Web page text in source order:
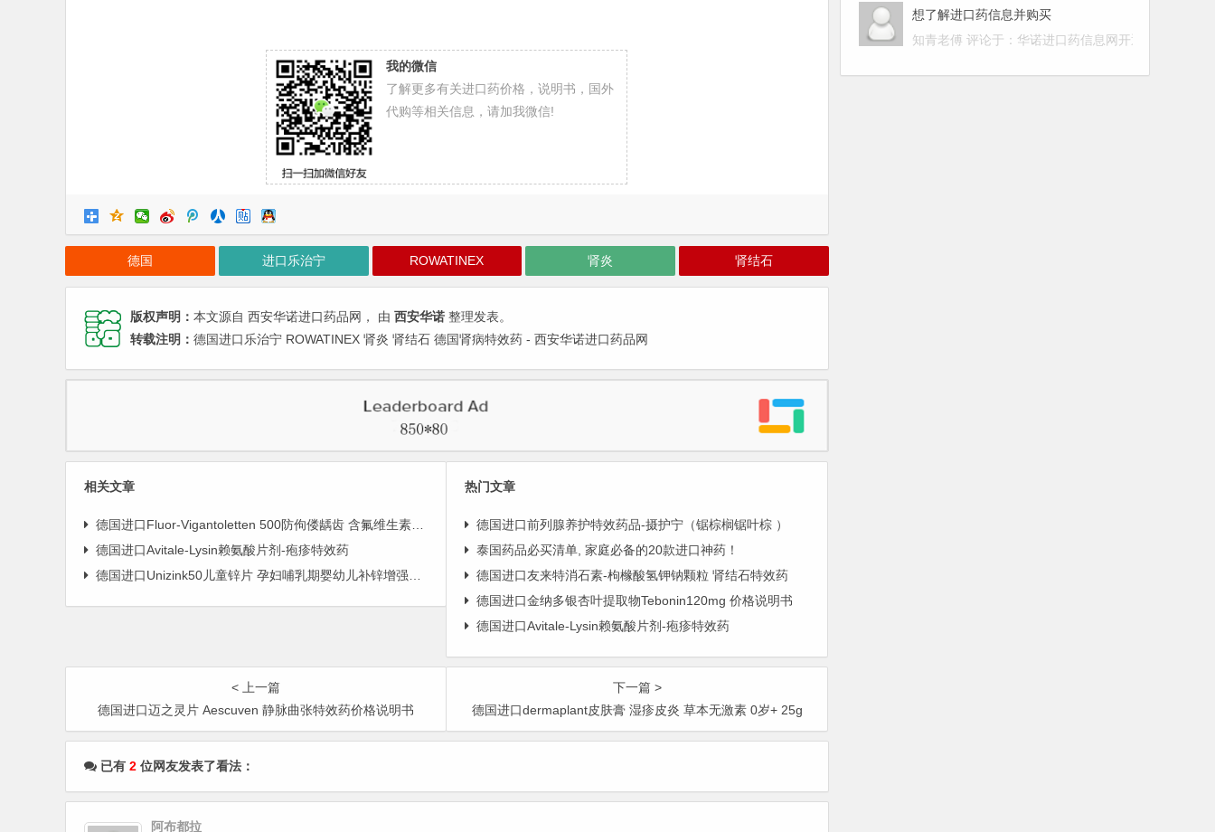
我的微信
了解更多有关进口药价格，说明书，国外
代购等相关信息，请加我微信!
德国 进口乐治宁 ROWATINEX 肾炎 肾结石
版权声明： 本文源自 西安华诺进口药品网， 由 西安华诺 整理发表。
转载注明： 德国进口乐治宁 ROWATINEX 肾炎 肾结石 德国肾病特效药 - 西安华诺进口药品网
相关文章
德国进口Fluor-Vigantoletten 500防佝偻龋齿 含氟维生素钙片
德国进口Avitale-Lysin赖氨酸片剂-疱疹特效药
德国进口Unizink50儿童锌片 孕妇哺乳期婴幼儿补锌增强免疫
热门文章
德国进口前列腺养护特效药品-摄护宁（锯棕榈锯叶棕 ）
泰国药品必买清单, 家庭必备的20款进口神药！
德国进口友来特消石素-枸橼酸氢钾钠颗粒 肾结石特效药
德国进口金纳多银杏叶提取物Tebonin120mg 价格说明书
德国进口Avitale-Lysin赖氨酸片剂-疱疹特效药
< 上一篇
德国进口迈之灵片 Aescuven 静脉曲张特效药价格说明书
下一篇 >
德国进口dermaplant皮肤膏 湿疹皮炎 草本无激素 0岁+ 25g
已有 2 位网友发表了看法：
阿布都拉
想了解进口药信息并购买
知青老傅 评论于： 华诺进口药信息网开通啦！